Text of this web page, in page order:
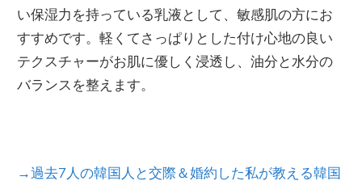
い保湿力を持っている乳液として、敏感肌の方にお
すすめです。軽くてさっぱりとした付け心地の良い
テクスチャーがお肌に優しく浸透し、油分と水分の
バランスを整えます。
→過去7人の韓国人と交際＆婚約した私が教える韓国